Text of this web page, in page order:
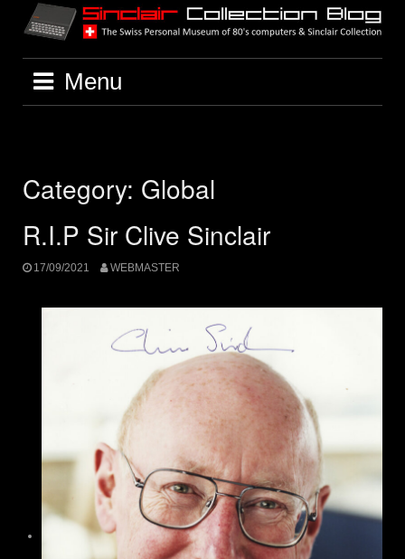
Menu
Category: Global
R.I.P Sir Clive Sinclair
17/09/2021 WEBMASTER